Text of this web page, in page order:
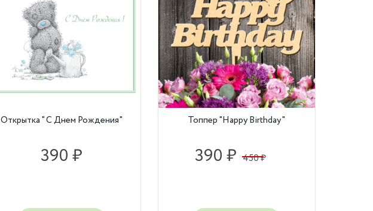
Открытка " С Днем Рождения"
390 ₽
Топпер "Happy Birthday"
390 ₽ 450 ₽